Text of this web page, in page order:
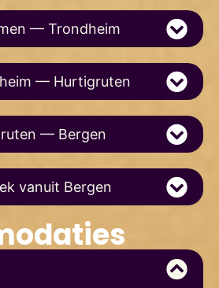
— Trondheim
— Hurtigruten
— Bergen
vanuit Bergen